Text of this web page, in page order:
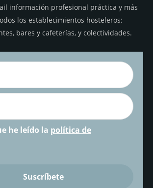
información profesional práctica y más
los establecimientos hosteleros:
bares y cafeterías, y colectividades.
he leído la política de